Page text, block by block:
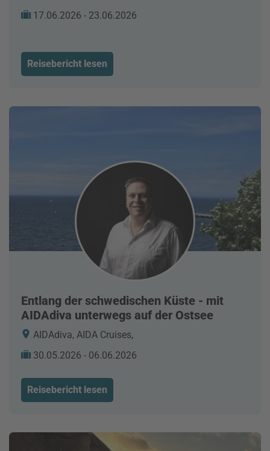
17.06.2026 - 23.06.2026
Reisebericht lesen
Entlang der schwedischen Küste - mit
AIDAdiva unterwegs auf der Ostsee
AIDAdiva, AIDA Cruises,
30.05.2026 - 06.06.2026
Reisebericht lesen